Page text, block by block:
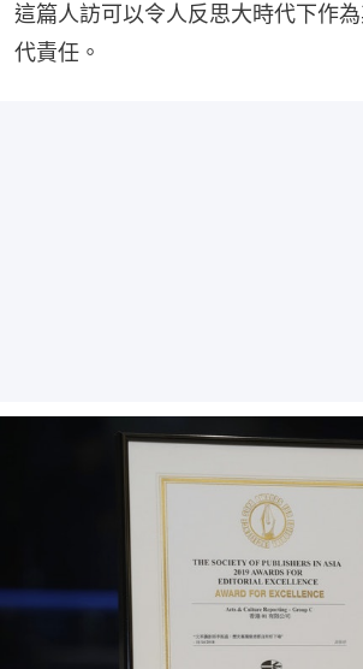
這篇人訪可以令人反思大時代下作
代責任。